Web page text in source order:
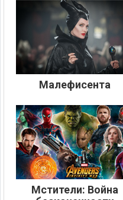
Малефисента
Мстители: Война